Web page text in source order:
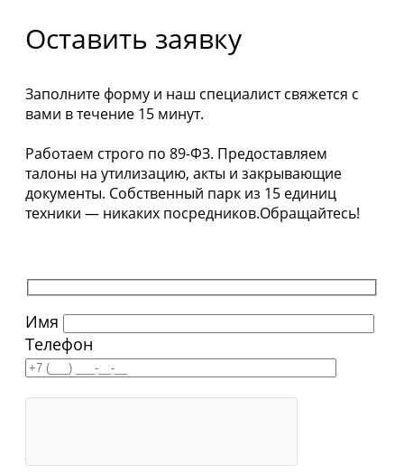
Оставить заявку
Заполните форму и наш специалист свяжется с
вами в течение 15 минут.
Работаем строго по 89-ФЗ. Предоставляем
талоны на утилизацию, акты и закрывающие
документы. Собственный парк из 15 единиц
техники — никаких посредников.Обращайтесь!
Имя
Телефон